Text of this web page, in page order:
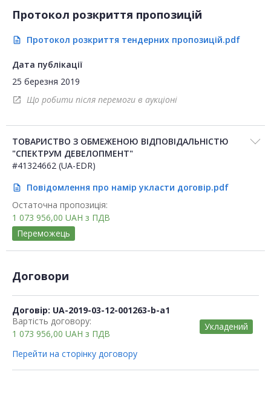
Протокол розкриття пропозицій
description Протокол розкриття тендерних пропозицій.pdf
Дата публікації
25 березня 2019
open_in_new Що робити після перемоги в аукціоні
ТОВАРИСТВО З ОБМЕЖЕНОЮ ВІДПОВІДАЛЬНІСТЮ
"СПЕКТРУМ ДЕВЕЛОПМЕНТ"
#41324662 (UA-EDR)
description
Повідомлення про намір укласти договір.pdf
Остаточна пропозиція:
1 073 956,00 UAH з ПДВ
Переможець
Договори
Договір: UA-2019-03-12-001263-b-a1
Вартість договору:
1 073 956,00 UAH з ПДВ
Укладений
Перейти на сторінку договору